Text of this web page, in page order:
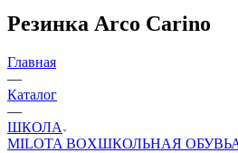
Резинка Arco Carino
Главная
—
Каталог
—
ШКОЛА
MILOTA BOXШКОЛЬНАЯ ОБУВЬ